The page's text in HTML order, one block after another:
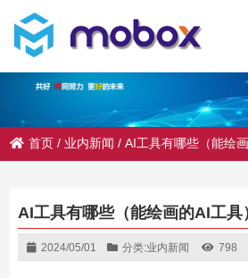
首页 / 业内新闻 /AI工具有哪些（能绘画
AI工具有哪些（能绘画的AI工具
2024/05/01 分类:业内新闻 798